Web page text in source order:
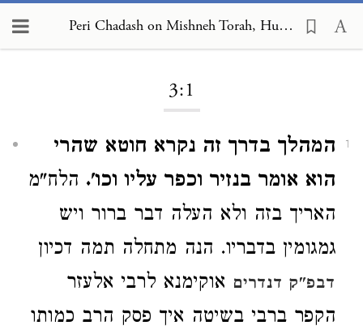
Peri Chadash on Mishneh Torah, Human Dispositions 3:1
3:1
1
המהלך בדרך זה נקרא חוטא שהרי
הוא אומר בנזיר וכפר עליו וכו'. הלח"מ
האריך בזה ולא העלה דבר ברור ויש
גמגומין בדבריו. הנה מתחלה תמה דכיון
דבפ"ק דנדרים אוקימנא לרבי אלעזר
הקפר ברבי בשיטה איך פסק הרב כמותו